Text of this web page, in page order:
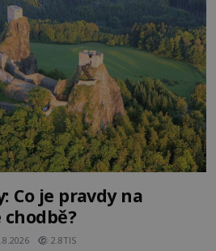
Co je pravdy na
2.8TIS